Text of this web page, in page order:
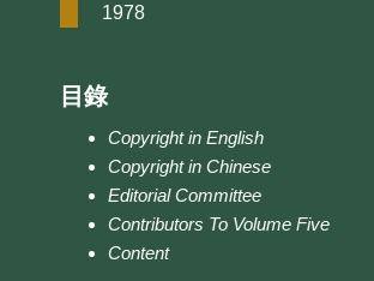
1978
目錄
Copyright in English
Copyright in Chinese
Editorial Committee
Contributors To Volume Five
Content